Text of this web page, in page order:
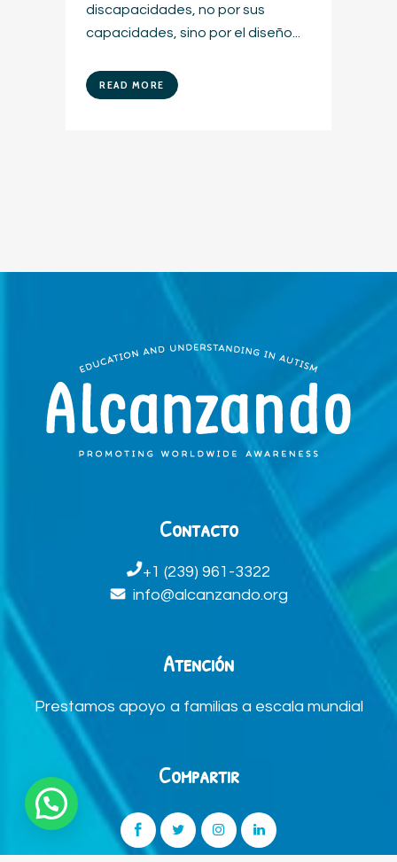
discapacidades, no por sus
capacidades, sino por el diseño...
READ MORE
Contacto
+1 (239) 961-3322
info@alcanzando.org
Atención
Prestamos apoyo a familias a escala mundial
Compartir